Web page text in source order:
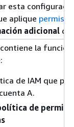
esta
aplique
adicional de
la
de IAM que
A.
de